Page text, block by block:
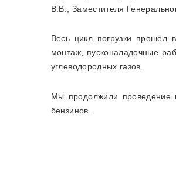
В.В., Заместителя
Весь цикл погрузки прошёл
монтаж, пусконаладочные
углеводородных газов.
Мы продолжили проведение
бензинов.